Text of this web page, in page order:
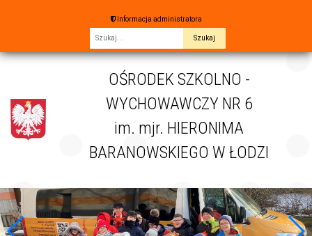
Informacja administratora
OŚRODEK SZKOLNO -
WYCHOWAWCZY NR 6
im. mjr. HIERONIMA
BARANOWSKIEGO W ŁODZI